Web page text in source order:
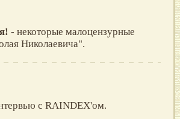
- некоторые малоцензурные
Николаевича".
с RAINDEX'ом.